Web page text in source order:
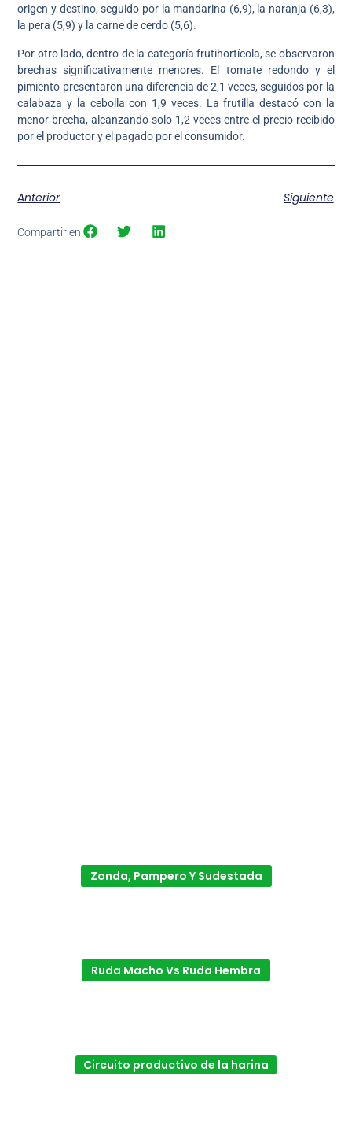
origen y destino, seguido por la mandarina (6,9), la naranja (6,3),
la pera (5,9) y la carne de cerdo (5,6).
Por otro lado, dentro de la categoría frutihortícola, se observaron
brechas significativamente menores. El tomate redondo y el
pimiento presentaron una diferencia de 2,1 veces, seguidos por la
calabaza y la cebolla con 1,9 veces. La frutilla destacó con la
menor brecha, alcanzando solo 1,2 veces entre el precio recibido
por el productor y el pagado por el consumidor.
Anterior Siguiente
Compartir en
Zonda, Pampero Y Sudestada
Ruda Macho Vs Ruda Hembra
Circuito productivo de la harina